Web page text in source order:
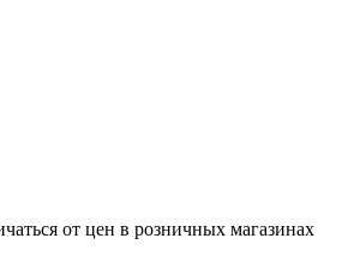
от цен в розничных магазинах